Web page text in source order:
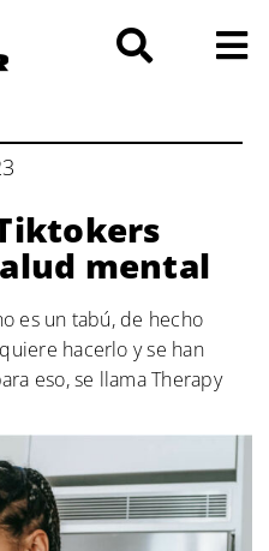
mental
es un tabú, de hecho
hacerlo y se han
eso, se llama Therapy